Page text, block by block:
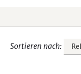
Sortieren nach